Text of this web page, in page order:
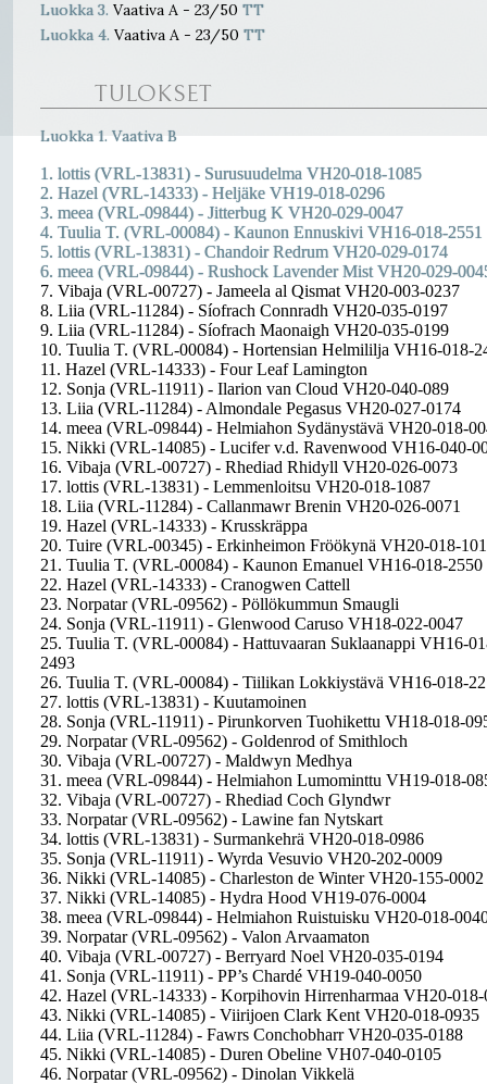
Luokka 3. Vaativa A - 23/50 TT
Luokka 4. Vaativa A - 23/50 TT
TULOKSET
Luokka 1. Vaativa B
1. lottis (VRL-13831) - Surusuudelma VH20-018-1085
2. Hazel (VRL-14333) - Heljäke VH19-018-0296
3. meea (VRL-09844) - Jitterbug K VH20-029-0047
4. Tuulia T. (VRL-00084) - Kaunon Ennuskivi VH16-018-2551
5. lottis (VRL-13831) - Chandoir Redrum VH20-029-0174
6. meea (VRL-09844) - Rushock Lavender Mist VH20-029-
7. Vibaja (VRL-00727) - Jameela al Qismat VH20-003-0237
8. Liia (VRL-11284) - Síofrach Connradh VH20-035-0197
9. Liia (VRL-11284) - Síofrach Maonaigh VH20-035-0199
10. Tuulia T. (VRL-00084) - Hortensian Helmililja VH16-018-
11. Hazel (VRL-14333) - Four Leaf Lamington
12. Sonja (VRL-11911) - Ilarion van Cloud VH20-040-089
13. Liia (VRL-11284) - Almondale Pegasus VH20-027-0174
14. meea (VRL-09844) - Helmiahon Sydänystävä VH20-018-
15. Nikki (VRL-14085) - Lucifer v.d. Ravenwood VH16-040-
16. Vibaja (VRL-00727) - Rhediad Rhidyll VH20-026-0073
17. lottis (VRL-13831) - Lemmenloitsu VH20-018-1087
18. Liia (VRL-11284) - Callanmawr Brenin VH20-026-0071
19. Hazel (VRL-14333) - Krusskräppa
20. Tuire (VRL-00345) - Erkinheimon Fröökynä VH20-018-
21. Tuulia T. (VRL-00084) - Kaunon Emanuel VH16-018-2550
22. Hazel (VRL-14333) - Cranogwen Cattell
23. Norpatar (VRL-09562) - Pöllökummun Smaugli
24. Sonja (VRL-11911) - Glenwood Caruso VH18-022-0047
25. Tuulia T. (VRL-00084) - Hattuvaaran Suklaanappi VH16-
2493
26. Tuulia T. (VRL-00084) - Tiilikan Lokkiystävä VH16-018-
27. lottis (VRL-13831) - Kuutamoinen
28. Sonja (VRL-11911) - Pirunkorven Tuohikettu VH18-018-
29. Norpatar (VRL-09562) - Goldenrod of Smithloch
30. Vibaja (VRL-00727) - Maldwyn Medhya
31. meea (VRL-09844) - Helmiahon Lumominttu VH19-018-
32. Vibaja (VRL-00727) - Rhediad Coch Glyndwr
33. Norpatar (VRL-09562) - Lawine fan Nytskart
34. lottis (VRL-13831) - Surmankehrä VH20-018-0986
35. Sonja (VRL-11911) - Wyrda Vesuvio VH20-202-0009
36. Nikki (VRL-14085) - Charleston de Winter VH20-155-0002
37. Nikki (VRL-14085) - Hydra Hood VH19-076-0004
38. meea (VRL-09844) - Helmiahon Ruistuisku VH20-018-
39. Norpatar (VRL-09562) - Valon Arvaamaton
40. Vibaja (VRL-00727) - Berryard Noel VH20-035-0194
41. Sonja (VRL-11911) - PP’s Chardé VH19-040-0050
42. Hazel (VRL-14333) - Korpihovin Hirrenharmaa VH20-018-
43. Nikki (VRL-14085) - Viirijoen Clark Kent VH20-018-0935
44. Liia (VRL-11284) - Fawrs Conchobharr VH20-035-0188
45. Nikki (VRL-14085) - Duren Obeline VH07-040-0105
46. Norpatar (VRL-09562) - Dinolan Vikkelä